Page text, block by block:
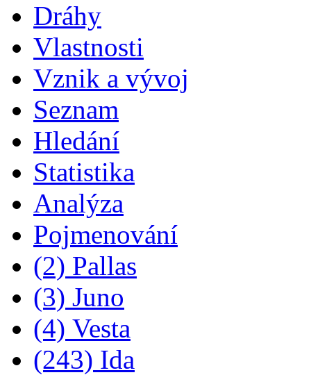
Dráhy
Vlastnosti
Vznik a vývoj
Seznam
Hledání
Statistika
Analýza
Pojmenování
(2) Pallas
(3) Juno
(4) Vesta
(243) Ida